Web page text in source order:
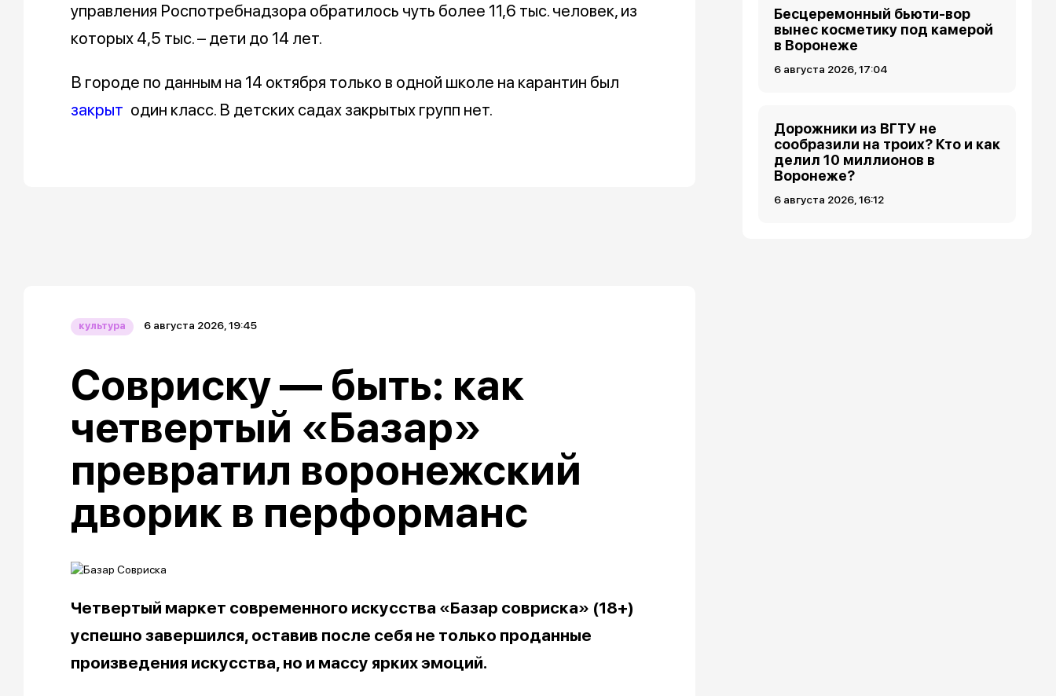
управления Роспотребнадзора обратилось чуть более 11,6 тыс. человек, из
которых 4,5 тыс. – дети до 14 лет.
В городе по данным на 14 октября только в одной школе на карантин был
закрыт один класс. В детских садах закрытых групп нет.
Бесцеремонный бьюти-вор
вынес косметику под камерой
в Воронеже
6 августа 2026, 17:04
Дорожники из ВГТУ не
сообразили на троих? Кто и как
делил 10 миллионов в
Воронеже?
6 августа 2026, 16:12
культура 6 августа 2026, 19:45
Совриску — быть: как
четвертый «Базар»
превратил воронежский
дворик в перформанс
Четвертый маркет современного искусства «Базар совриска» (18+)
успешно завершился, оставив после себя не только проданные
произведения искусства, но и массу ярких эмоций.